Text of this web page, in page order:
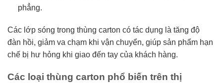
phẳng.
Các lớp sóng trong thùng carton có tác dụng là tăng độ
đàn hồi, giảm va chạm khi vận chuyển, giúp sản phẩm hạn
chế bị hư hỏng khi giao đến tay của khách hàng.
Các loại thùng carton phổ biến trên thị